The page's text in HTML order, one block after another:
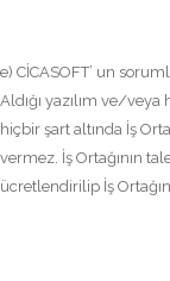
e) CİCASOFT’ un
Aldığı yazılım ve/veya
hiçbir şart altında İş
vermez. İş Ortağının
ücretlendirilip İş